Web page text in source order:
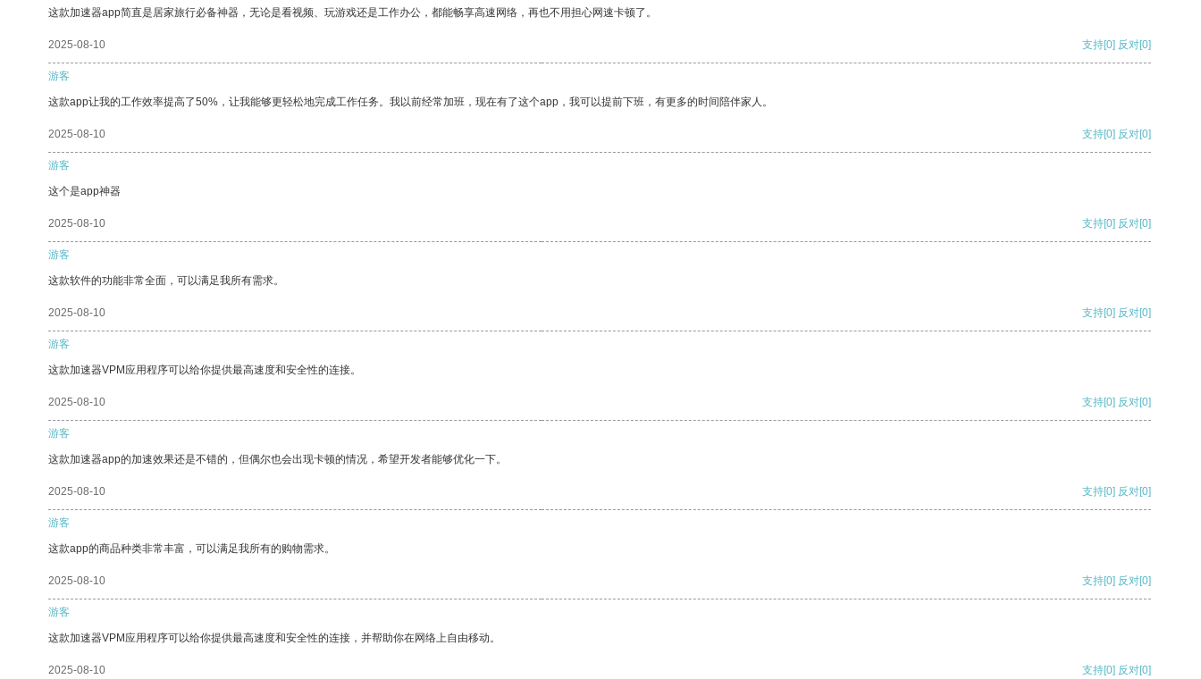
这款加速器app简直是居家旅行必备神器，无论是看视频、玩游戏还是工作办公，都能畅享高速网络，再也不用担心网速卡顿了。
2025-08-10 支持[0] 反对[0]
游客
这款app让我的工作效率提高了50%，让我能够更轻松地完成工作任务。我以前经常加班，现在有了这个app，我可以提前下班，有更多的时间陪伴家人。
2025-08-10 支持[0] 反对[0]
游客
这个是app神器
2025-08-10 支持[0] 反对[0]
游客
这款软件的功能非常全面，可以满足我所有需求。
2025-08-10 支持[0] 反对[0]
游客
这款加速器VPM应用程序可以给你提供最高速度和安全性的连接。
2025-08-10 支持[0] 反对[0]
游客
这款加速器app的加速效果还是不错的，但偶尔也会出现卡顿的情况，希望开发者能够优化一下。
2025-08-10 支持[0] 反对[0]
游客
这款app的商品种类非常丰富，可以满足我所有的购物需求。
2025-08-10 支持[0] 反对[0]
游客
这款加速器VPM应用程序可以给你提供最高速度和安全性的连接，并帮助你在网络上自由移动。
2025-08-10 支持[0] 反对[0]